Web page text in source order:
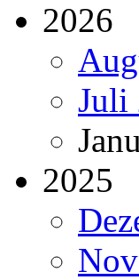
2026
Juli
2025